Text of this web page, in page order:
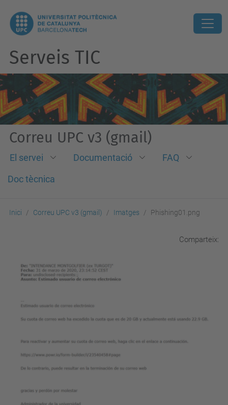
Serveis TIC
Correu UPC v3 (gmail)
El servei Documentació
FAQ
Doc tècnica
Inici Correu UPC v3 (gmail) Imatges Phishing01.png
Comparteix: